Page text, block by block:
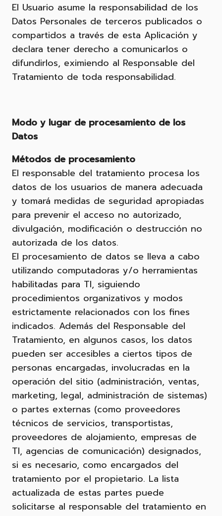
El Usuario asume la responsabilidad de los
Datos Personales de terceros publicados o
compartidos a través de esta Aplicación y
declara tener derecho a comunicarlos o
difundirlos, eximiendo al Responsable del
Tratamiento de toda responsabilidad.
Modo y lugar de procesamiento de los
Datos
Métodos de procesamiento
El responsable del tratamiento procesa los
datos de los usuarios de manera adecuada
y tomará medidas de seguridad apropiadas
para prevenir el acceso no autorizado,
divulgación, modificación o destrucción no
autorizada de los datos.
El procesamiento de datos se lleva a cabo
utilizando computadoras y/o herramientas
habilitadas para TI, siguiendo
procedimientos organizativos y modos
estrictamente relacionados con los fines
indicados. Además del Responsable del
Tratamiento, en algunos casos, los datos
pueden ser accesibles a ciertos tipos de
personas encargadas, involucradas en la
operación del sitio (administración, ventas,
marketing, legal, administración de sistemas)
o partes externas (como proveedores
técnicos de servicios, transportistas,
proveedores de alojamiento, empresas de
TI, agencias de comunicación) designados,
si es necesario, como encargados del
tratamiento por el propietario. La lista
actualizada de estas partes puede
solicitarse al responsable del tratamiento en